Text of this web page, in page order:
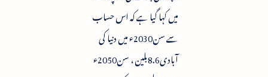
میں کہا گیا ہے کہ اس حساب
سے سن2030ء میں دنیا کی
آبادی8.6بلین ، سن2050ء